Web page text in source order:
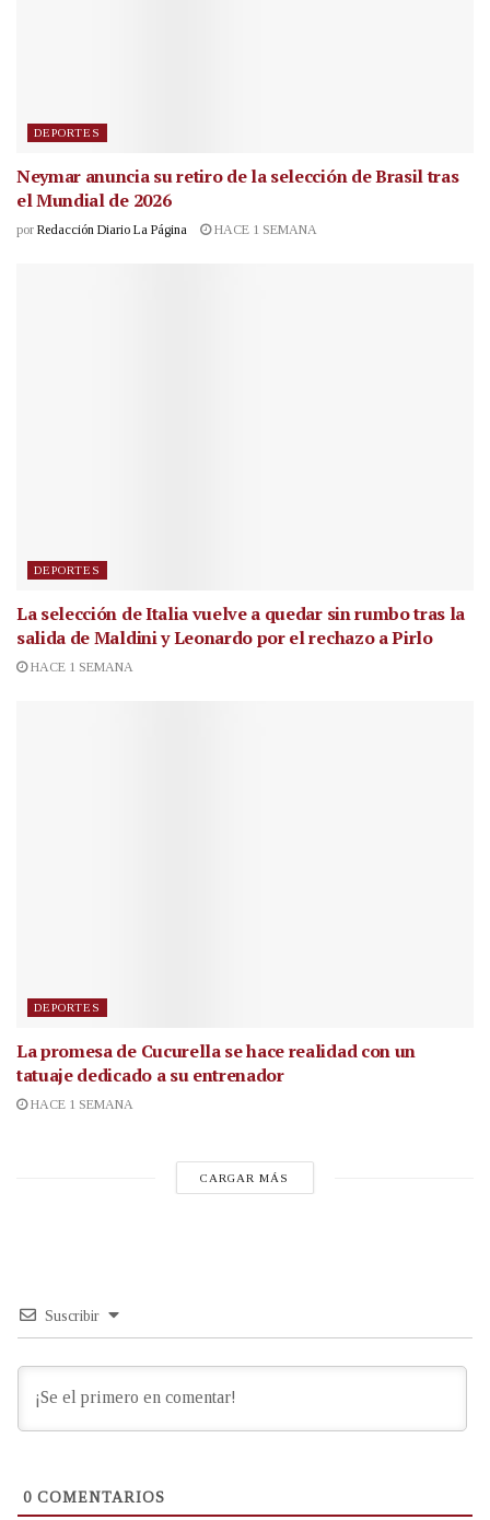
DEPORTES
Neymar anuncia su retiro de la selección de Brasil tras
el Mundial de 2026
por Redacción Diario La Página HACE 1 SEMANA
DEPORTES
La selección de Italia vuelve a quedar sin rumbo tras la
salida de Maldini y Leonardo por el rechazo a Pirlo
HACE 1 SEMANA
DEPORTES
La promesa de Cucurella se hace realidad con un
tatuaje dedicado a su entrenador
HACE 1 SEMANA
CARGAR MÁS
Suscribir
0 COMENTARIOS